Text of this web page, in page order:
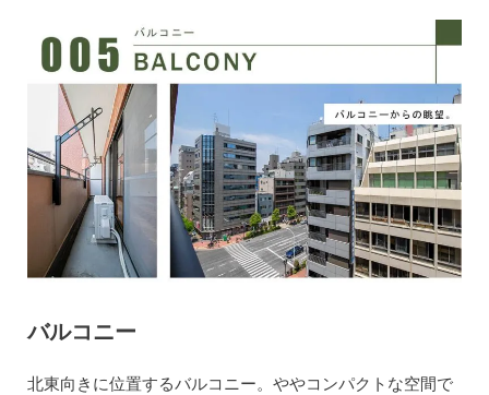
バルコニー
北東向きに位置するバルコニー。ややコンパクトな空間で